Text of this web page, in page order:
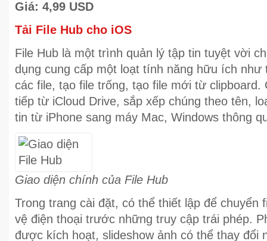
Giá: 4,99 USD
Tải File Hub cho iOS
File Hub là một trình quản lý tập tin tuyệt vời
dụng cung cấp một loạt tính năng hữu ích
các file, tạo file trống, tạo file mới từ clipboard.
tiếp từ iCloud Drive, sắp xếp chúng theo tên,
tin từ iPhone sang máy Mac, Windows thông
Giao diện chính của File Hub
Trong trang cài đặt, có thể thiết lập để chuyển
vệ điện thoại trước những truy cập trái phép.
được kích hoạt, slideshow ảnh có thể thay đổi